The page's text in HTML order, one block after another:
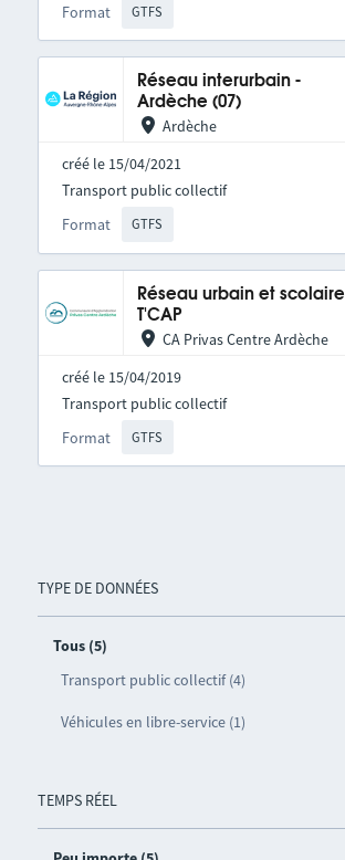
TYPE DE DONNÉES
Tous (5)
Transport public collectif (4)
Véhicules en libre-service (1)
TEMPS RÉEL
Format GTFS
Réseau interurbain -
Ardèche (07)
Ardèche
créé le 15/04/2021
Format GTFS
Transport public collectif
Réseau urbain et scolaire
T'CAP
CA Privas Centre Ardèche
créé le 15/04/2019
Format GTFS
Transport public collectif